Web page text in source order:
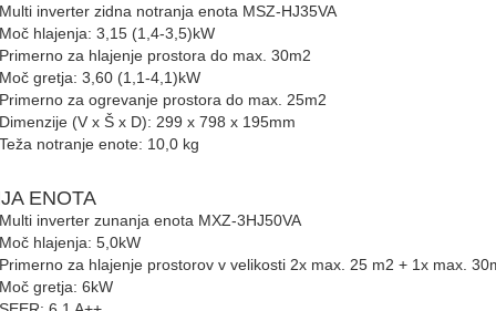
Multi inverter zidna notranja enota MSZ-HJ35VA
Moč hlajenja: 3,15 (1,4-3,5)kW
Primerno za hlajenje prostora do max. 30m2
Moč gretja: 3,60 (1,1-4,1)kW
Primerno za ogrevanje prostora do max. 25m2
Dimenzije (V x Š x D): 299 x 798 x 195mm
Teža notranje enote: 10,0 kg
ENOTA
Multi inverter zunanja enota MXZ-3HJ50VA
Moč hlajenja: 5,0kW
Primerno za hlajenje prostorov v velikosti 2x max. 25 m2 + 1x max.
Moč gretja: 6kW